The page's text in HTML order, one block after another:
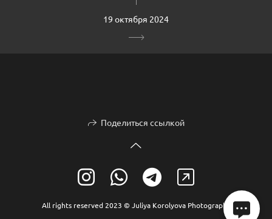
19 октября 2024
Поделиться ссылкой
All rights reserved 2023 © Juliya Korolyova Photography